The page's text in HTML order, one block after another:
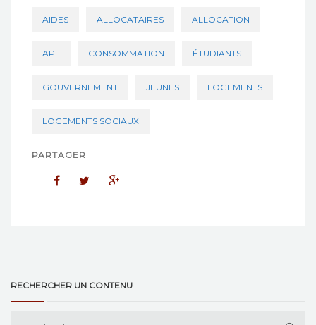
AIDES ALLOCATAIRES ALLOCATION
APL CONSOMMATION ÉTUDIANTS
GOUVERNEMENT JEUNES LOGEMENTS
LOGEMENTS SOCIAUX
PARTAGER
RECHERCHER UN CONTENU